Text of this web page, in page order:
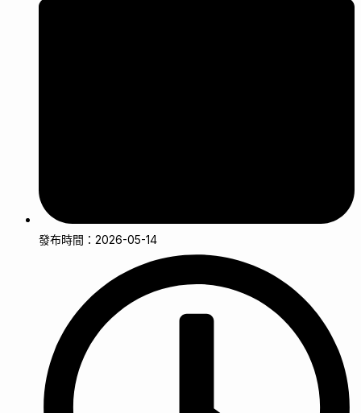
發布時間：2026-05-14